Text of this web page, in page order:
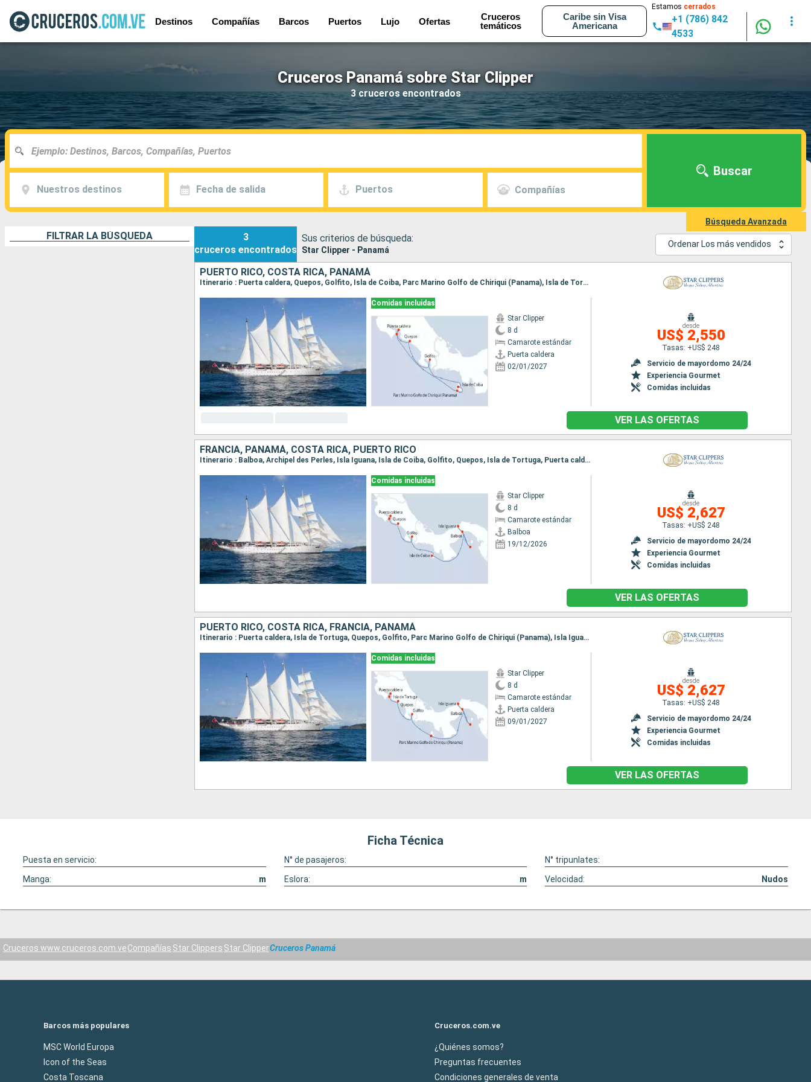
Destinos Compañías Barcos Puertos Lujo Ofertas
Cruceros
temáticos
Caribe sin Visa
Americana
Estamos cerrados
+1 (786) 842
4533
Cruceros Panamá sobre Star Clipper
3 cruceros encontrados
Nuestros destinos Fecha de salida Puertos Compañías
Buscar
Búsqueda Avanzada
FILTRAR LA BÚSQUEDA
3
cruceros encontrados
Sus criterios de búsqueda:
Star Clipper - Panamá
Ordenar Los más vendidos
PUERTO RICO, COSTA RICA, PANAMÁ
Itinerario : Puerta caldera, Quepos, Golfito, Isla de Coiba, Parc Marino Golfo de Chiriqui (Panama), Isla de Tortuga, Puerta caldera
Comidas incluidas
Star Clipper
8 d
Camarote estándar
Puerta caldera
02/01/2027
desde
US$ 2,550
Tasas: +US$ 248
Servicio de mayordomo 24/24
Experiencia Gourmet
Comidas incluidas
VER LAS OFERTAS
FRANCIA, PANAMÁ, COSTA RICA, PUERTO RICO
Itinerario : Balboa, Archipel des Perles, Isla Iguana, Isla de Coiba, Golfito, Quepos, Isla de Tortuga, Puerta caldera
Comidas incluidas
Star Clipper
8 d
Camarote estándar
Balboa
19/12/2026
desde
US$ 2,627
Tasas: +US$ 248
Servicio de mayordomo 24/24
Experiencia Gourmet
Comidas incluidas
VER LAS OFERTAS
PUERTO RICO, COSTA RICA, FRANCIA, PANAMÁ
Itinerario : Puerta caldera, Isla de Tortuga, Quepos, Golfito, Parc Marino Golfo de Chiriqui (Panama), Isla Iguana, Archipel des Perles, Balboa
Comidas incluidas
Star Clipper
8 d
Camarote estándar
Puerta caldera
09/01/2027
desde
US$ 2,627
Tasas: +US$ 248
Servicio de mayordomo 24/24
Experiencia Gourmet
Comidas incluidas
VER LAS OFERTAS
Ficha Técnica
Puesta en servicio: N° de pasajeros:
N° tripunlates:
Manga:
m Eslora: m Velocidad: Nudos
Cruceros www.cruceros.com.veCompañías Star Clippers Star ClipperCruceros Panamá
Barcos más populares
MSC World Europa
Icon of the Seas
Costa Toscana
Cruceros.com.ve
¿Quiénes somos?
Preguntas frecuentes
Condiciones generales de venta